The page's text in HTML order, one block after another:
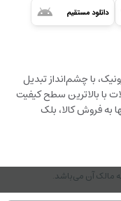
با چشم‌انداز تبدیل
با بالاترین سطح کیفیت
به فروش کالا، بلک
مالک آن می‌باشد.